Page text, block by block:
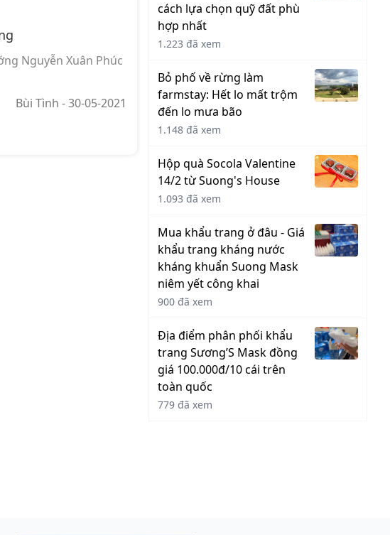
Nguyễn Xuân Phúc
Bùi Tình - 30-05-2021
cách lựa chọn quỹ đất phù
hợp nhất
1.223 đã xem
Bỏ phố về rừng làm
farmstay: Hết lo mất trộm
đến lo mưa bão
1.148 đã xem
Hộp quà Socola Valentine
14/2 từ Suong's House
1.093 đã xem
Mua khẩu trang ở đâu - Giá
khẩu trang kháng nước
kháng khuẩn Suong Mask
niêm yết công khai
900 đã xem
Địa điểm phân phối khẩu
trang Sương’S Mask đồng
giá 100.000đ/10 cái trên
toàn quốc
779 đã xem